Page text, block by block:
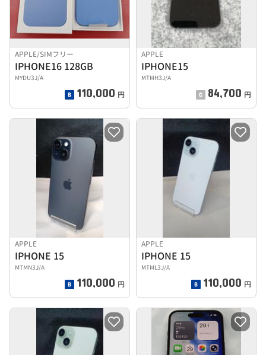
APPLE/SIMフリー
IPHONE16 128GB
MYDU3J/A
110,000 円
APPLE
IPHONE15
MTMH3J/A
84,700 円
APPLE
IPHONE 15
MTMN3J/A
110,000 円
APPLE
IPHONE 15
MTML3J/A
110,000 円